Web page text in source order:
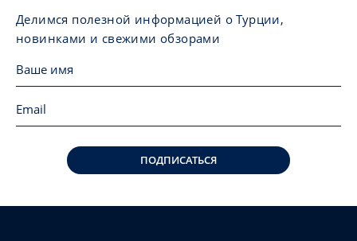
Делимся полезной информацией о Турции,
новинками и свежими обзорами
ПОДПИСАТЬСЯ